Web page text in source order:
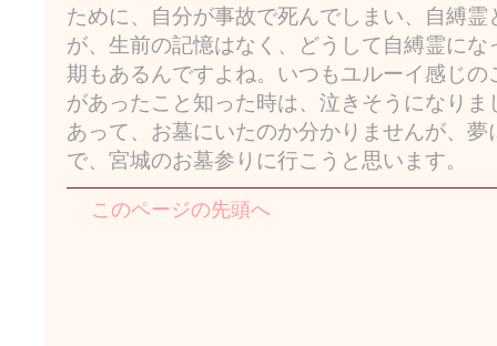
ために、自分が事故で死んでしまい、自縛
が、生前の記憶はなく、どうして自縛霊に
期もあるんですよね。いつもユルーイ感じ
があったこと知った時は、泣きそうになり
あって、お墓にいたのか分かりませんが、
で、宮城のお墓参りに行こうと思います。
このページの先頭へ